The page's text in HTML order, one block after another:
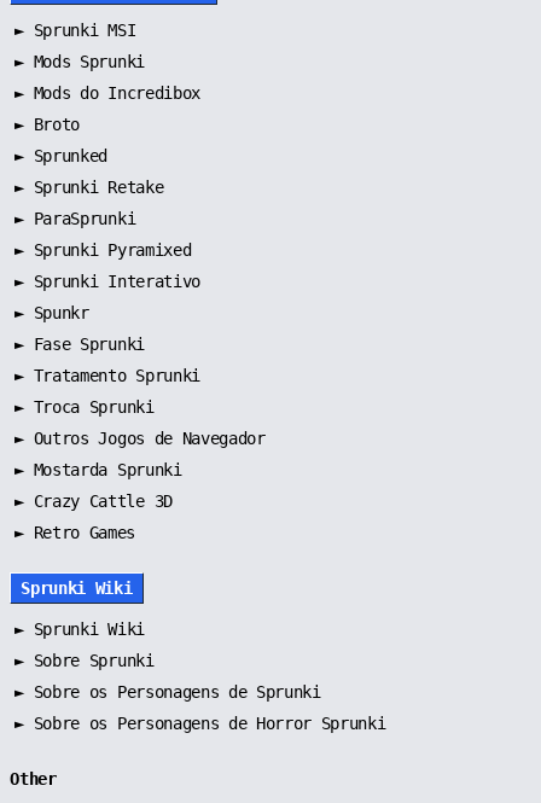
► Sprunki MSI
► Mods Sprunki
► Mods do Incredibox
► Broto
► Sprunked
► Sprunki Retake
► ParaSprunki
► Sprunki Pyramixed
► Sprunki Interativo
► Spunkr
► Fase Sprunki
► Tratamento Sprunki
► Troca Sprunki
► Outros Jogos de Navegador
► Mostarda Sprunki
► Crazy Cattle 3D
► Retro Games
Sprunki Wiki
► Sprunki Wiki
► Sobre Sprunki
► Sobre os Personagens de Sprunki
► Sobre os Personagens de Horror Sprunki
Other